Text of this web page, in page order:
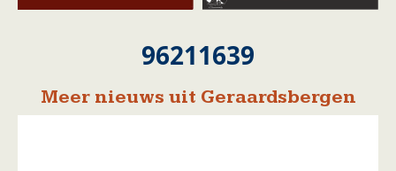
96211639
Meer nieuws uit Geraardsbergen